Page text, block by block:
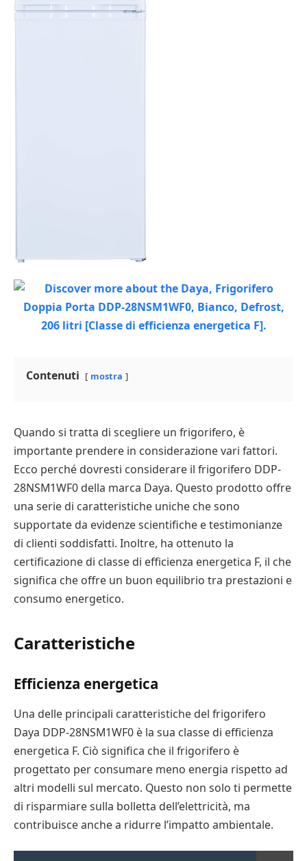
Contenuti mostra
Quando si tratta di scegliere un frigorifero, è
importante prendere in considerazione vari fattori.
Ecco perché dovresti considerare il frigorifero DDP-
28NSM1WF0 della marca Daya. Questo prodotto offre
una serie di caratteristiche uniche che sono
supportate da evidenze scientifiche e testimonianze
di clienti soddisfatti. Inoltre, ha ottenuto la
certificazione di classe di efficienza energetica F, il che
significa che offre un buon equilibrio tra prestazioni e
consumo energetico.
Caratteristiche
Efficienza energetica
Una delle principali caratteristiche del frigorifero
Daya DDP-28NSM1WF0 è la sua classe di efficienza
energetica F. Ciò significa che il frigorifero è
progettato per consumare meno energia rispetto ad
altri modelli sul mercato. Questo non solo ti permette
di risparmiare sulla bolletta dell’elettricità, ma
contribuisce anche a ridurre l’impatto ambientale.